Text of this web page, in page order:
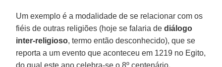
Um exemplo é a modalidade de se relacionar com os
fiéis de outras religiões (hoje se falaria de diálogo
inter-religioso, termo então desconhecido), que se
reporta a um evento que aconteceu em 1219 no Egito,
do qual este ano celebra-se o 8º centenário.